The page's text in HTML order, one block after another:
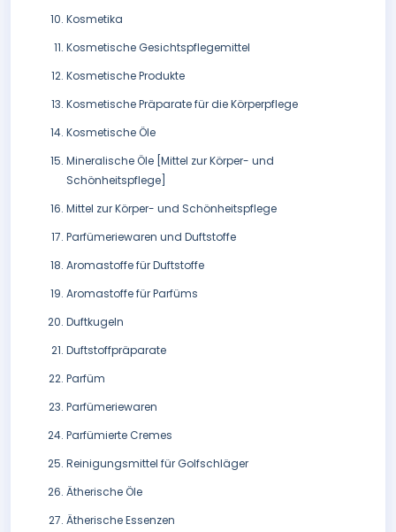
Kosmetika
Kosmetische Gesichtspflegemittel
Kosmetische Produkte
Kosmetische Präparate für die Körperpflege
Kosmetische Öle
Mineralische Öle [Mittel zur Körper- und
Schönheitspflege]
Mittel zur Körper- und Schönheitspflege
Parfümeriewaren und Duftstoffe
Aromastoffe für Duftstoffe
Aromastoffe für Parfüms
Duftkugeln
Duftstoffpräparate
Parfüm
Parfümeriewaren
Parfümierte Cremes
Reinigungsmittel für Golfschläger
Ätherische Öle
Ätherische Essenzen